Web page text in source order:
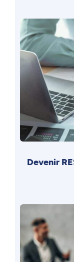
Devenir